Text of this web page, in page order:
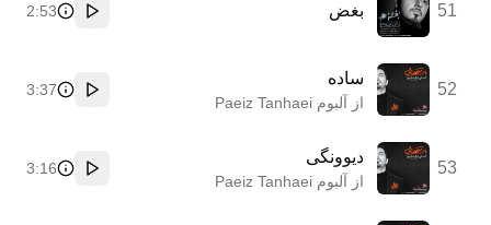
51 بغض
پخش
2:53
52
ساده
از آلبوم Paeiz Tanhaei پخش
3:37
53
دیوونگی
از آلبوم Paeiz Tanhaei پخش
3:16